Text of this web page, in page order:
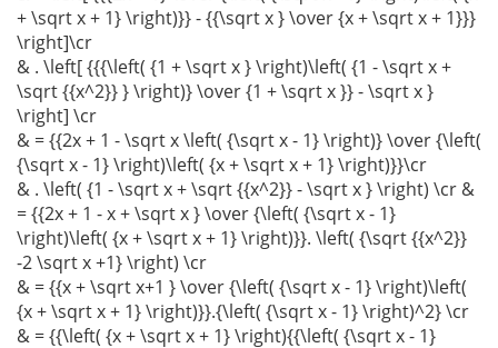
+ \sqrt x + 1} \right)}} - {{\sqrt x } \over {x + \sqrt x + 1}}}
\right]\cr
& . \left[ {{{\left( {1 + \sqrt x } \right)\left( {1 - \sqrt x +
\sqrt {{x^2}} } \right)} \over {1 + \sqrt x }} - \sqrt x }
\right] \cr
& = {{2x + 1 - \sqrt x \left( {\sqrt x - 1} \right)} \over {\left(
{\sqrt x - 1} \right)\left( {x + \sqrt x + 1} \right)}}\cr
& . \left( {1 - \sqrt x + \sqrt {{x^2}} - \sqrt x } \right) \cr &
= {{2x + 1 - x + \sqrt x } \over {\left( {\sqrt x - 1}
\right)\left( {x + \sqrt x + 1} \right)}}. \left( {\sqrt {{x^2}}
-2 \sqrt x +1} \right) \cr
& = {{x + \sqrt x+1 } \over {\left( {\sqrt x - 1} \right)\left(
{x + \sqrt x + 1} \right)}}.{\left( {\sqrt x - 1} \right)^2} \cr
& = {{\left( {x + \sqrt x + 1} \right){{\left( {\sqrt x - 1}